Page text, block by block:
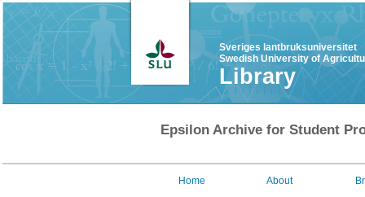
Sveriges lantbruksuniversitet
Swedish University of
Library
Epsilon Archive for Student
Home About